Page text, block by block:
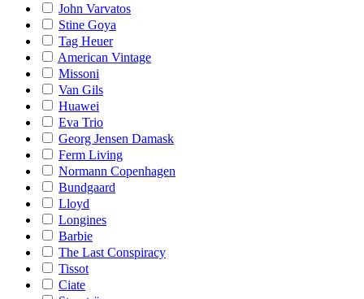
John Varvatos
Stine Goya
Tag Heuer
American Vintage
Missoni
Van Gils
Huawei
Eva Trio
Georg Jensen Damask
Ferm Living
Normann Copenhagen
Bundgaard
Lloyd
Longines
Barbie
The Last Conspiracy
Tissot
Ciate